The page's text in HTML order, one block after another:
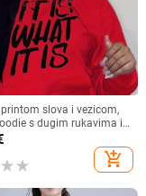
slova i vezicom,
s dugim rukavima i
ženska odjeća, plava,
add_shopping_cart